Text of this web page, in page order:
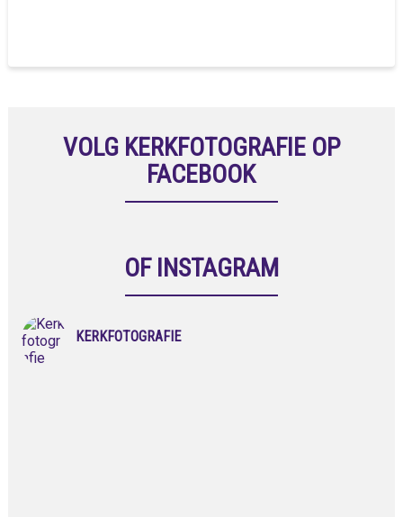
VOLG KERKFOTOGRAFIE OP
FACEBOOK
OF INSTAGRAM
KERKFOTOGRAFIE